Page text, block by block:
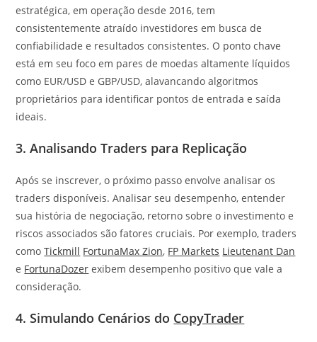
estratégica, em operação desde 2016, tem
consistentemente atraído investidores em busca de
confiabilidade e resultados consistentes. O ponto chave
está em seu foco em pares de moedas altamente líquidos
como EUR/USD e GBP/USD, alavancando algoritmos
proprietários para identificar pontos de entrada e saída
ideais.
3. Analisando Traders para Replicação
Após se inscrever, o próximo passo envolve analisar os
traders disponíveis. Analisar seu desempenho, entender
sua história de negociação, retorno sobre o investimento e
riscos associados são fatores cruciais. Por exemplo, traders
comoTickmill FortunaMax Zion, FP Markets Lieutenant Dan
e FortunaDozer exibem desempenho positivo que vale a
consideração.
4. Simulando Cenários do CopyTrader